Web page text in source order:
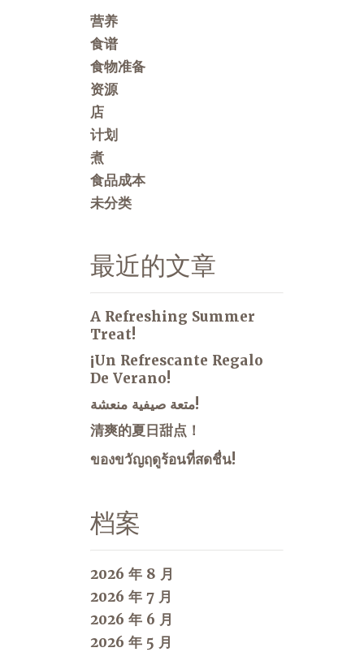
营养
食谱
食物准备
资源
店
计划
煮
食品成本
未分类
最近的文章
A Refreshing Summer
Treat!
¡Un Refrescante Regalo
De Verano!
متعة صيفية منعشة!
清爽的夏日甜点！
ของขวัญฤดูร้อนที่สดชื่น!
档案
2026 年 8 月
2026 年 7 月
2026 年 6 月
2026 年 5 月